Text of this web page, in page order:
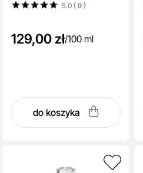
5.0 ( 9)
129,00 zł/100 ml
do koszyka